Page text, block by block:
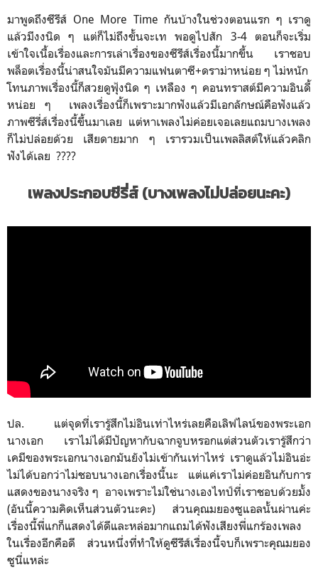
มาพูดถึงซีรีส์ One More Time กันบ้างในช่วงตอนแรก ๆ เราดู
แล้วมีงงนิด ๆ แต่ก็ไม่ถึงขั้นจะเท พอดูไปสัก 3-4 ตอนก็จะเริ่ม
เข้าใจเนื้อเรื่องและการเล่าเรื่องของซีรีส์เรื่องนี้มากขึ้น เราชอบ
พล็อตเรื่องนี้น่าสนใจมันมีความแฟนตาซี+ดราม่าหน่อย ๆ ไม่หนัก
โทนภาพเรื่องนี้ก็สวยดูฟุ้งนิด ๆ เหลือง ๆ คอนทราสต์มีความอินดี้
หน่อย ๆ เพลงเรื่องนี้ก็เพราะมากฟังแล้วมีเอกลักษณ์คือฟังแล้ว
ภาพซีรี่ส์เรื่องนี้ขึ้นมาเลย แต่หาเพลงไม่ค่อยเจอเลยแถมบางเพลง
ก็ไม่ปล่อยด้วย เสียดายมาก ๆ เรารวมเป็นเพลลิสต์ให้แล้วคลิก
ฟังได้เลย ????
เพลงประกอบซีรี่ส์ (บางเพลงไม่ปล่อยนะคะ)
ปล. แต่จุดที่เรารู้สึกไม่อินเท่าไหร่เลยคือเลิฟไลน์ของพระเอก
นางเอก เราไม่ได้มีปัญหากับฉากจูบหรอกแต่ส่วนตัวเรารู้สึกว่า
เคมีของพระเอกนางเอกมันยังไม่เข้ากันเท่าไหร่ เราดูแล้วไม่อินอ่ะ
ไม่ได้บอกว่าไม่ชอบนางเอกเรื่องนี้นะ แต่แค่เราไม่ค่อยอินกับการ
แสดงของนางจริง ๆ อาจเพราะไม่ใช่นางเองไทป์ที่เราชอบด้วยมั้ง
(อันนี้ความคิดเห็นส่วนตัวนะคะ) ส่วนคุณมยองซูแอลนั้นผ่านค่ะ
เรื่องนี้พี่แกก็แสดงได้ดีและหล่อมากแถมได้ฟังเสียงพี่แกร้องเพลง
ในเรื่องอีกคือดี ส่วนหนึ่งที่ทำให้ดูซีรีส์เรื่องนี้จบก็เพราะคุณมยอง
ซูนี่แหล่ะ